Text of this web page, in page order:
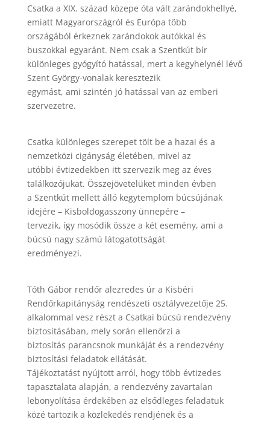
Csatka a XIX. század közepe óta vált zarándokhellyé,
emiatt Magyarországról és Európa több
országából érkeznek zarándokok autókkal és
buszokkal egyaránt. Nem csak a Szentkút bír
különleges gyógyító hatással, mert a kegyhelynél lévő
Szent György-vonalak keresztezik
egymást, ami szintén jó hatással van az emberi
szervezetre.
Csatka különleges szerepet tölt be a hazai és a
nemzetközi cigányság életében, mivel az
utóbbi évtizedekben itt szervezik meg az éves
találkozójukat. Összejövetelüket minden évben
a Szentkút mellett álló kegytemplom búcsújának
idejére – Kisboldogasszony ünnepére –
tervezik, így mosódik össze a két esemény, ami a
búcsú nagy számú látogatottságát
eredményezi.
Tóth Gábor rendőr alezredes úr a Kisbéri
Rendőrkapitányság rendészeti osztályvezetője 25.
alkalommal vesz részt a Csatkai búcsú rendezvény
biztosításában, mely során ellenőrzi a
biztosítás parancsnok munkáját és a rendezvény
biztosítási feladatok ellátását.
Tájékoztatást nyújtott arról, hogy több évtizedes
tapasztalata alapján, a rendezvény zavartalan
lebonyolítása érdekében az elsődleges feladatuk
közé tartozik a közlekedés rendjének és a